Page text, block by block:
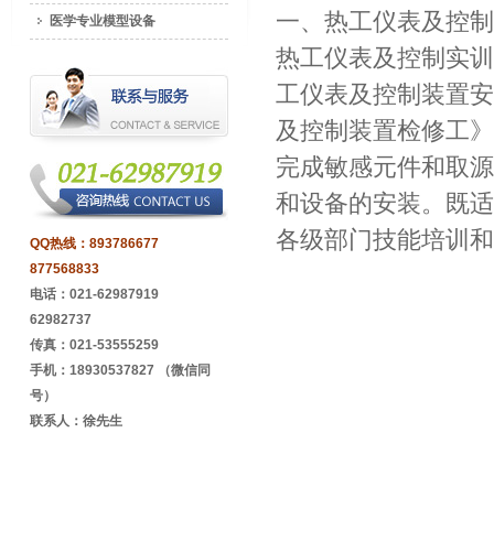
一、热工仪表及控
热工仪表及控制实
工仪表及控制装置
及控制装置检修工
完成敏感元件和取
和设备的安装。既
各级部门技能培训
医学专业模型设备
QQ热线： 893786677
877568833
电话：021-62987919
62982737
传真：021-53555259
手机：18930537827 （微信同
号）
联系人：徐先生